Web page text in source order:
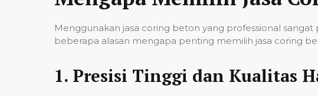
Menggunakan jasa coring beton yang professional
beberapa alasan mengapa penting memilih jasa coring
1. Presisi Tinggi dan Kualitas